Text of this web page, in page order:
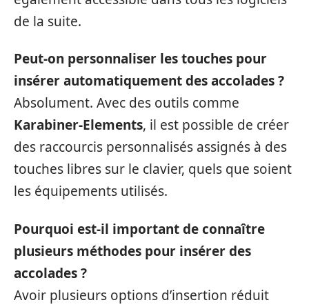
de la suite.
Peut-on personnaliser les touches pour
insérer automatiquement des accolades ?
Absolument. Avec des outils comme
Karabiner-Elements, il est possible de créer
des raccourcis personnalisés assignés à des
touches libres sur le clavier, quels que soient
les équipements utilisés.
Pourquoi est-il important de connaître
plusieurs méthodes pour insérer des
accolades ?
Avoir plusieurs options d’insertion réduit